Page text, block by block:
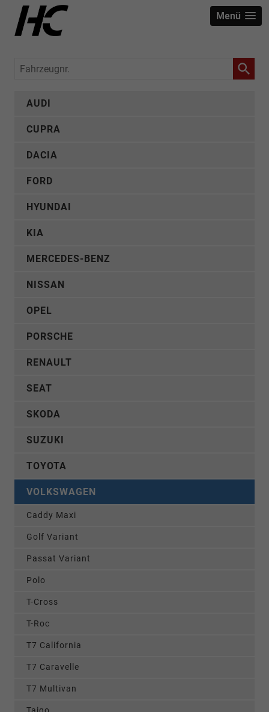
Menü
Fahrzeugnr.
AUDI
CUPRA
DACIA
FORD
HYUNDAI
KIA
MERCEDES-BENZ
NISSAN
OPEL
PORSCHE
RENAULT
SEAT
SKODA
SUZUKI
TOYOTA
VOLKSWAGEN
Caddy Maxi
Golf Variant
Passat Variant
Polo
T-Cross
T-Roc
T7 California
T7 Caravelle
T7 Multivan